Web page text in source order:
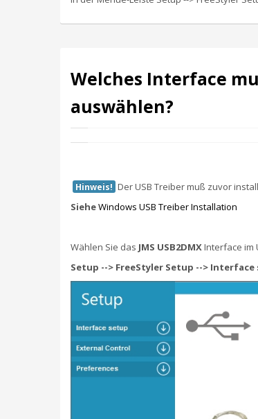
Welches Interface
auswählen?
Hinweis! Der USB Treiber muß zuvor
SieheWindows USB Treiber Installation
Wählen Sie das JMS USB2DMXInterface im
Setup --> FreeStyler Setup --> Interface